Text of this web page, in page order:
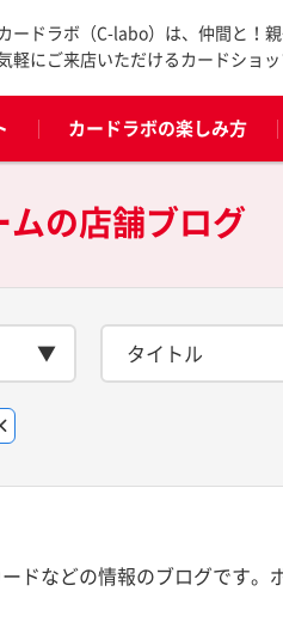
ードラボ（C-labo）は、仲間と！
軽にご来店いただけるカードショッ
カードラボの楽しみ方
の店舗ブログ
タイトル
ドなどの情報のブログです